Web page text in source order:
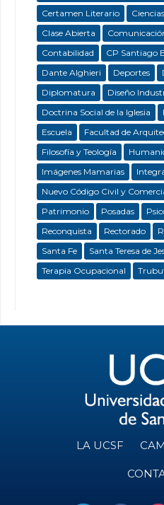
Certamen Literario
Clase Abierta
Contabilidad
CP Santiago
Dante Alghieri
Deportes
Diplomatura
Diseño
Doctrina Social de la Iglesia
Escuela
Facultad de
Filosofía y Teología
Imágenes Mamarias
Nuevo Código Civil y
Patrimonio
Posadas
Reconquista
Rectorado
Santa Fe
Santa Teresa de
Terapia Ocupacional
LA UCSF